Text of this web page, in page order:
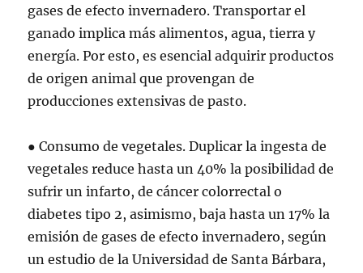
gases de efecto invernadero. Transportar el
ganado implica más alimentos, agua, tierra y
energía. Por esto, es esencial adquirir productos
de origen animal que provengan de
producciones extensivas de pasto.
● Consumo de vegetales. Duplicar la ingesta de
vegetales reduce hasta un 40% la posibilidad de
sufrir un infarto, de cáncer colorrectal o
diabetes tipo 2, asimismo, baja hasta un 17% la
emisión de gases de efecto invernadero, según
un estudio de la Universidad de Santa Bárbara,